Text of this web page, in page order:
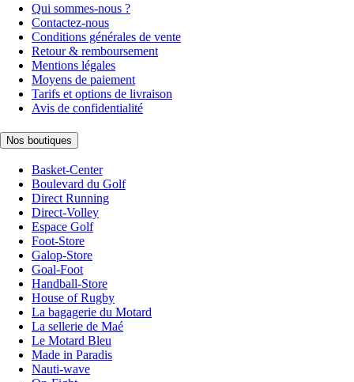
Qui sommes-nous ?
Contactez-nous
Conditions générales de vente
Retour & remboursement
Mentions légales
Moyens de paiement
Tarifs et options de livraison
Avis de confidentialité
Nos boutiques
Basket-Center
Boulevard du Golf
Direct Running
Direct-Volley
Espace Golf
Foot-Store
Galop-Store
Goal-Foot
Handball-Store
House of Rugby
La bagagerie du Motard
La sellerie de Maé
Le Motard Bleu
Made in Paradis
Nauti-wave